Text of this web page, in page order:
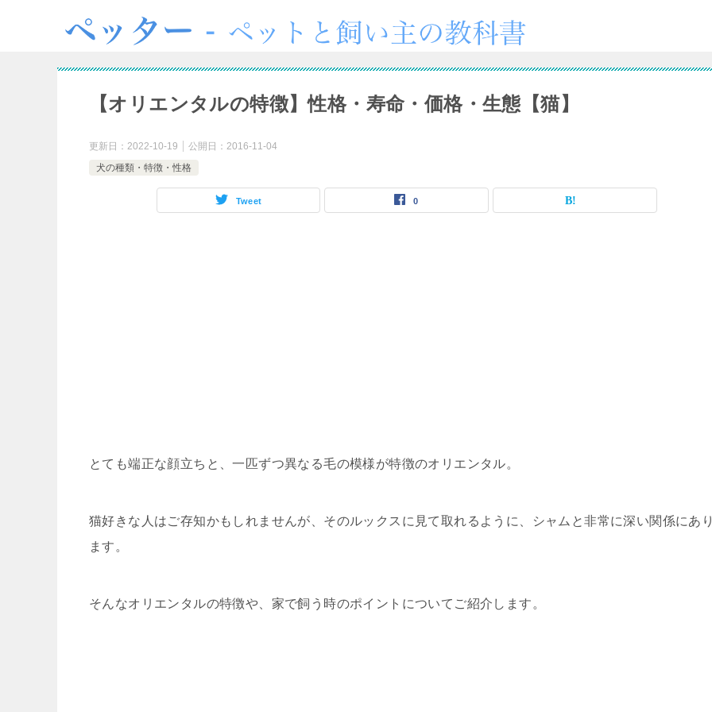
【オリエンタルの特徴】性格・寿命・価格・生態【猫】
更新日： 2022-10-19 公開日： 2016-11-04
犬の種類・特徴・性格
Tweet 0
とても端正な顔立ちと、一匹ずつ異なる毛の模様が特徴のオリエンタル。
猫好きな人はご存知かもしれませんが、そのルックスに見て取れるように、シャムと非常に深い関係にあ
ます。
そんなオリエンタルの特徴や、家で飼う時のポイントについてご紹介します。